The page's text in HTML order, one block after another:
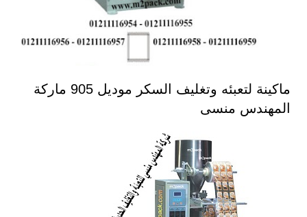
ماكينة لتعبئه وتغليف السكر موديل 905 ماركة
المهندس منسى